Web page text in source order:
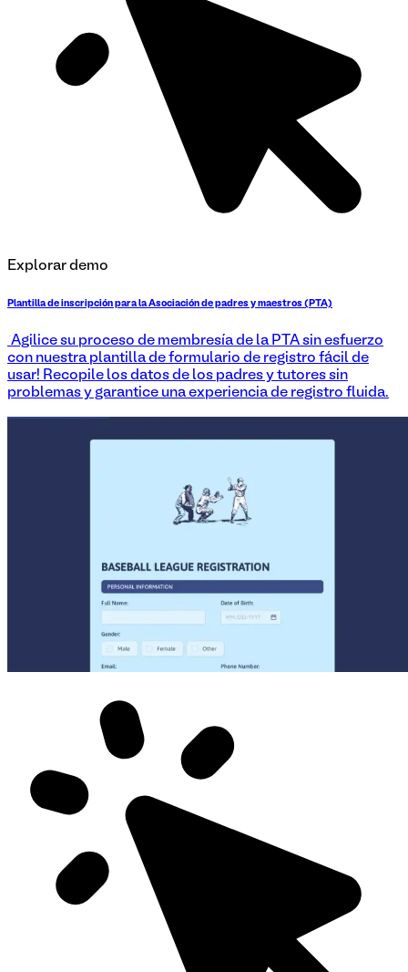
Explorar demo
Plantilla de inscripción para la Asociación de padres y maestros (PTA)
¡Agilice su proceso de membresía de la PTA sin esfuerzo
con nuestra plantilla de formulario de registro fácil de
usar! Recopile los datos de los padres y tutores sin
problemas y garantice una experiencia de registro fluida.